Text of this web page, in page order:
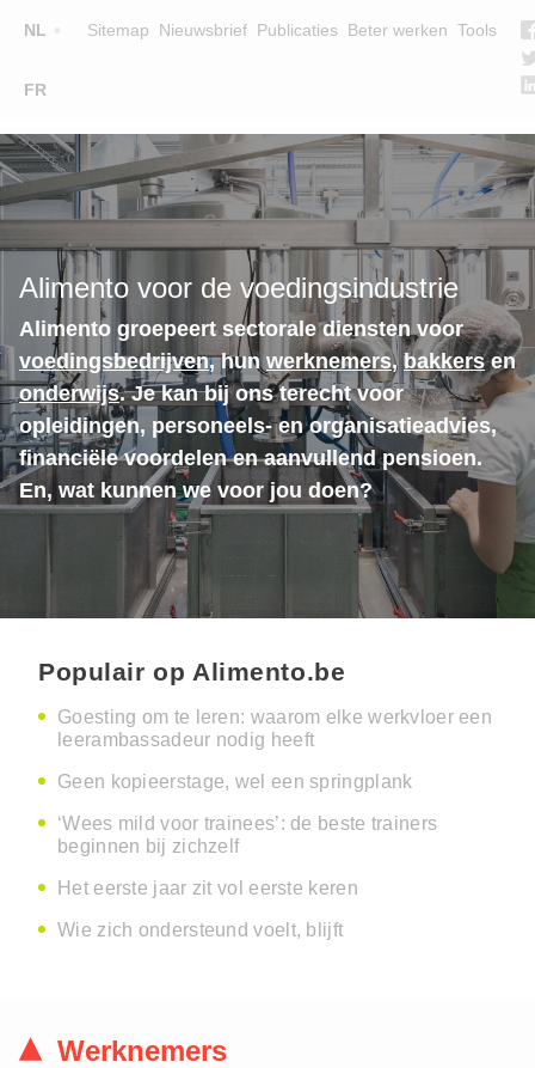
NL
FR
Sitemap Nieuwsbrief Publicaties Beter werken Tools
Main
navigation
OPLEIDINGEN
LESGEVERS
WIE ZIJN WE
TEAM
CONTACT
ZOEK EEN OPLEIDING
Alimento voor de voedingsindustrie
Alimento groepeert sectorale diensten voor
voedingsbedrijven, hunwerknemers, bakkersen
onderwijs. Je kan bij ons terecht voor
opleidingen, personeels- en organisatieadvies,
financiële voordelen en aanvullend pensioen.
En, wat kunnen we voor jou doen?
Populair op Alimento.be
Goesting om te leren: waarom elke werkvloer een
leerambassadeur nodig heeft
Geen kopieerstage, wel een springplank
‘Wees mild voor trainees’: de beste trainers
beginnen bij zichzelf
Het eerste jaar zit vol eerste keren
Wie zich ondersteund voelt, blijft
Werknemers